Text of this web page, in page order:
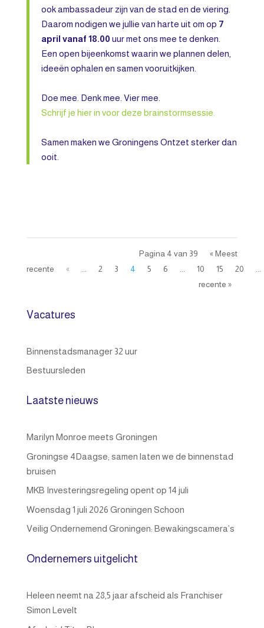
ook ambassadeur zijn van de stad en de viering.
Daarom nodigen we jullie van harte uit om op 7
april vanaf 18.00 uur met ons mee te denken.
Een open bijeenkomst waarin we plannen delen,
ideeën ophalen en samen vooruitkijken.
Doe mee. Denk mee. Vier mee.
Schrijf je hier in voor deze brainstormsessie.
Samen maken we Groningens Ontzet sterker dan
ooit.
Pagina 4 van 39
« Meest
recente
« 2 3 4 5 6 10 15 20
recente »
Vacatures
Binnenstadsmanager 32 uur
Bestuursleden
Laatste nieuws
Marilyn Monroe meets Groningen
Groningse 4Daagse; samen laten we de binnenstad
bruisen
MKB Investeringsregeling opent op 14 juli
Woensdag 1 juli 2026 Groningen Schoon
Veilig Ondernemend Groningen: Bewakingscamera’s
Ondernemers uitgelicht
Heleen neemt na 28,5 jaar afscheid als Franchiser
Simon Levelt